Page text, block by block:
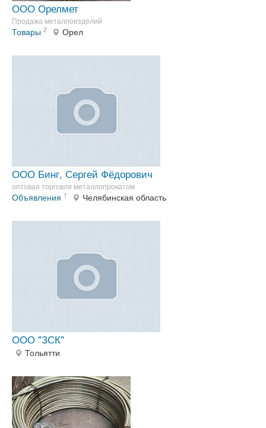
ООО Орелмет
Продажа металлоизделий
Товары 2 Орел
ООО Бинг, Сергей Фёдорович
оптовая торговля металлопрокатом
Объявления 1 Челябинская область
ООО "ЗСК"
Тольятти